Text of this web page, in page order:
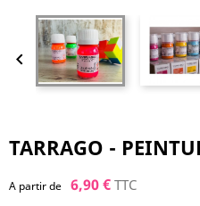

TARRAGO -
A partir de 6,90 € TTC